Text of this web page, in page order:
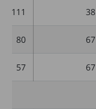
38
111
67
80
67
57